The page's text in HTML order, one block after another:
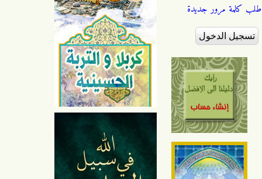
طلب كلمة مرور جديدة